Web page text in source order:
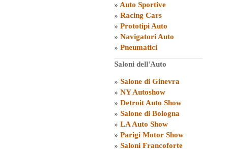
» Auto Sportive
» Racing Cars
» Prototipi Auto
» Navigatori Auto
» Pneumatici
Saloni dell'Auto
» Salone di Ginevra
» NY Autoshow
» Detroit Auto Show
» Salone di Bologna
» LA Auto Show
» Parigi Motor Show
» Saloni Francoforte